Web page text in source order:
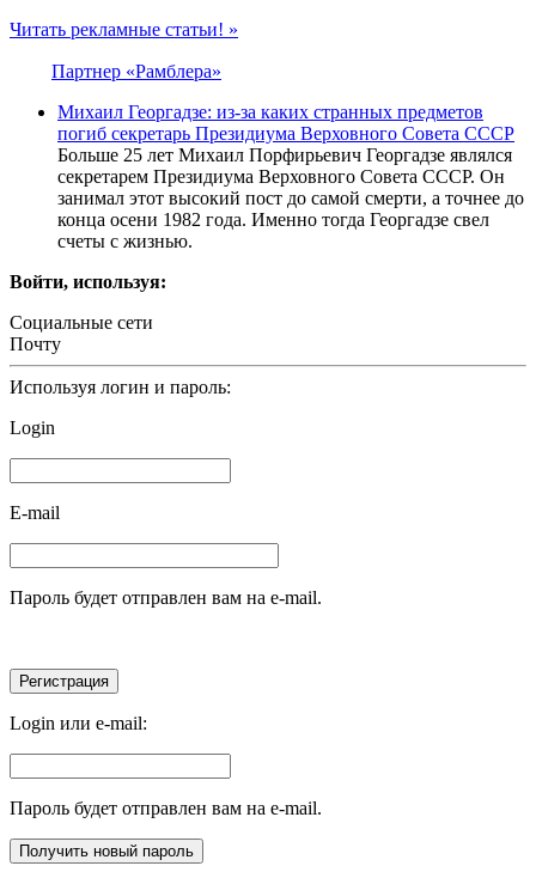
Читать рекламные статьи! »
Партнер «Рамблера»
Михаил Георгадзе: из-за каких странных предметов
погиб секретарь Президиума Верховного Совета СССР
Больше 25 лет Михаил Порфирьевич Георгадзе являлся
секретарем Президиума Верховного Совета СССР. Он
занимал этот высокий пост до самой смерти, а точнее до
конца осени 1982 года. Именно тогда Георгадзе свел
счеты с жизнью.
Войти, используя:
Социальные сети
Почту
Используя логин и пароль:
Login
E-mail
Пароль будет отправлен вам на e-mail.
Login или e-mail:
Пароль будет отправлен вам на e-mail.